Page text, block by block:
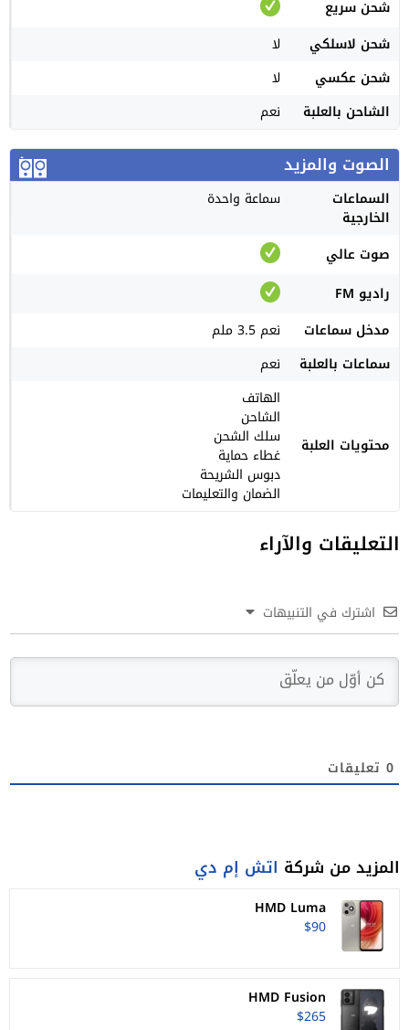
شحن سريع
شحن لاسلكي
لا
شحن عكسي
لا
الشاحن بالعلبة
نعم
الصوت والمزيد
السماعات
الخارجية
سماعة واحدة
صوت عالي
راديو FM
مدخل سماعات
نعم 3.5 ملم
سماعات بالعلبة
نعم
محتويات العلبة
الهاتف
الشاحن
سلك الشحن
غطاء حماية
دبوس الشريحة
الضمان والتعليمات
التعليقات والآراء
اشترك في التنبيهات
0 تعليقات
المزيد من شركة اتش إم دي
HMD Luma
$90
HMD Fusion
$265